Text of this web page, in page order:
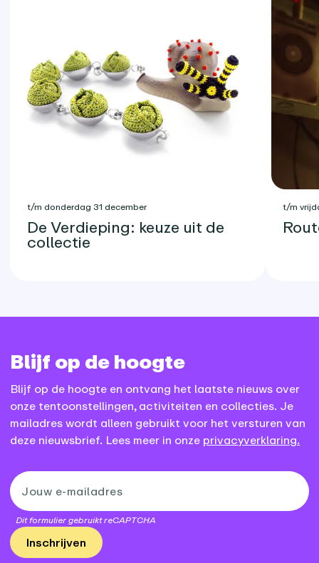
t/m donderdag 31 december
De Verdieping: keuze uit de
collectie
t/m
Blijf op de hoogte
Blijf op de hoogte en ontvang het laatste nieuws over
onze tentoonstellingen, activiteiten en collecties. Je
mailadres wordt alleen gebruikt voor het versturen van
deze nieuwsbrief. Lees meer in onze privacyverklaring.
Dit formulier gebruikt reCAPTCHA
Inschrijven